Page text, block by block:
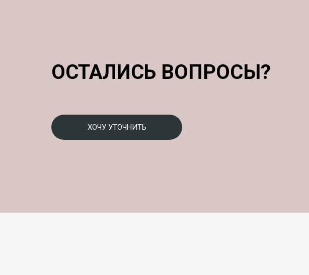
ОСТАЛИСЬ ВОПРОСЫ?
ХОЧУ УТОЧНИТЬ